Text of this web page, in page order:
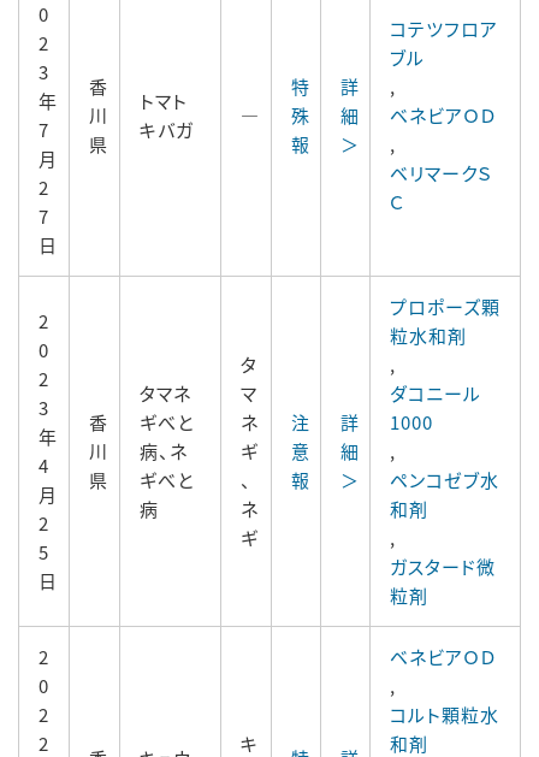
0
2
3
年
7
月
2
7
日
香
川
県
トマト
キバガ
―
特
殊
報
詳
細
＞
コテツフロア
ブル
,
ベネビアＯＤ
,
ベリマークＳ
Ｃ
2
0
2
3
年
4
月
2
5
日
香
川
県
タマネ
ギべと
病、ネ
ギべと
病
タ
マ
ネ
ギ
、
ネ
ギ
注
意
報
詳
細
＞
プロポーズ顆
粒水和剤
,
ダコニール
1000
,
ペンコゼブ水
和剤
,
ガスタード微
粒剤
2
0
2
2
キ
ベネビアＯＤ
,
コルト顆粒水
和剤